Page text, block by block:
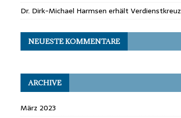
Dr. Dirk-Michael Harmsen erhält Verdienstkreuz
NEUESTE KOMMENTARE
ARCHIVE
März 2023